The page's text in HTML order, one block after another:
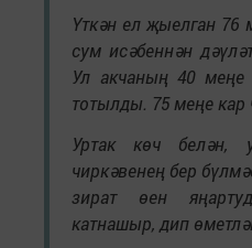
Үткән ел җыелган
сум исәбеннән
Ул акчаның 40 меңе
тотылды. 75 меңе кар
Уртак көч белән,
чиркәвенең бер
зират өен
катнашыр, дип